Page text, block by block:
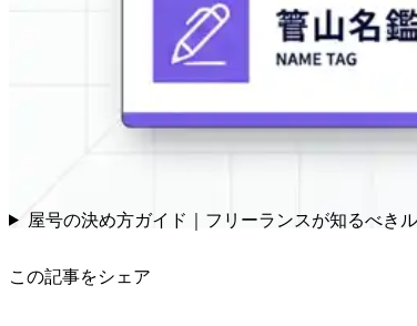
屋号の決め方ガイド｜フリーランスが知るべき
この記事をシェア